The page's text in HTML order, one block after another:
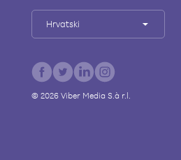
Hrvatski
© 2026Viber Media S.à r.l.